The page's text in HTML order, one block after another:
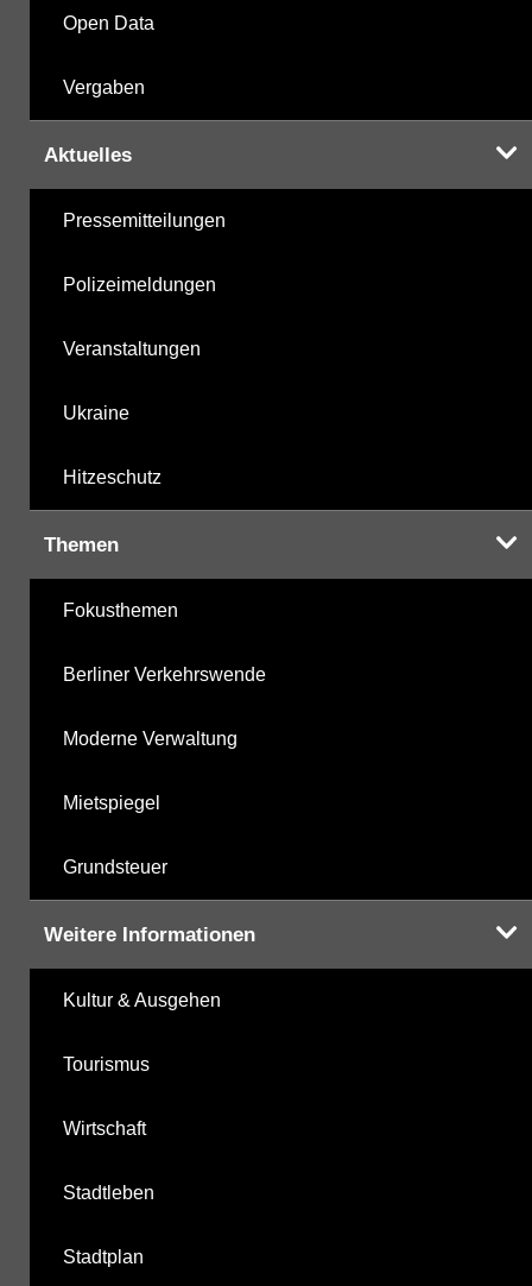
Open Data
Vergaben
Aktuelles
Pressemitteilungen
Polizeimeldungen
Veranstaltungen
Ukraine
Hitzeschutz
Themen
Fokusthemen
Berliner Verkehrswende
Moderne Verwaltung
Mietspiegel
Grundsteuer
Weitere Informationen
Kultur & Ausgehen
Tourismus
Wirtschaft
Stadtleben
Stadtplan